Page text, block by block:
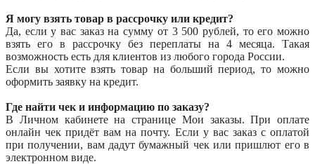
Я могу взять товар в рассрочку или кредит?
Да, если у вас заказ на сумму от 3 500 рублей, то его можно
взять его в рассрочку без переплаты на 4 месяца. Такая
возможность есть для клиентов из любого города России.
Если вы хотите взять товар на больший период, то можно
оформить заявку на кредит.
Где найти чек и информацию по заказу?
В Личном кабинете на странице Мои заказы. При оплате
онлайн чек придёт вам на почту. Если у вас заказ с оплатой
при получении, вам дадут бумажный чек или пришлют его в
электронном виде.